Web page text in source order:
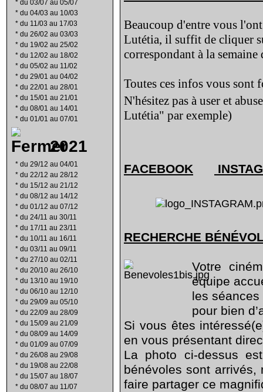
* du 03/07 au 05/07
* du 04/03 au 10/03
* du 11/03 au 17/03
* du 26/02 au 03/03
* du 19/02 au 25/02
* du 12/02 au 18/02
* du 05/02 au 11/02
* du 29/01 au 04/02
* du 22/01 au 28/01
* du 15/01 au 21/01
* du 08/01 au 14/01
* du 01/01 au 07/01
2021
* du 29/12 au 04/01
* du 22/12 au 28/12
* du 15/12 au 21/12
* du 08/12 au 14/12
* du 01/12 au 07/12
* du 24/11 au 30/11
* du 17/11 au 23/11
* du 10/11 au 16/11
* du 03/11 au 09/11
* du 27/10 au 02/11
* du 20/10 au 26/10
* du 13/10 au 19/10
* du 06/10 au 12/10
* du 29/09 au 05/10
* du 22/09 au 28/09
* du 15/09 au 21/09
* du 08/09 au 14/09
* du 01/09 au 07/09
* du 26/08 au 29/08
* du 19/08 au 22/08
* du 15/07 au 18/07
* du 08/07 au 11/07
Beaucoup d'entre vous
Lutétia, il suffit de cliquer
correspondant à la
Toutes ces infos vous
N'hésitez pas à user et
Lutétia" par exemple)
FACEBOOK
RECHERCHE BÉNÉ
Votre
équipe
les
pour bien
Si vous êtes
en vous présentant
La photo ci-dessus
bénévoles sont
faire partager ce